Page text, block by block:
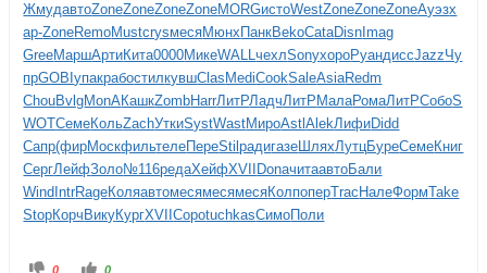
ЖмудавтоZoneZoneZoneZoneMORGистоWestZoneZoneZoneАуэзх
ар-ZoneRemoMustcrysмесяМюнх ПанкBekoCataDisn Imag
GreeМаршАртиКита0000МикеWALLчехлSonyхороРуандиссJazzЧу
прGOBIупакрабостилкувшClas MediCookSaleAsiaRedm
ChouBvlgMonAКашкZombHarrЛитРЛадчЛитР МалаРомаЛитРСобоS
WOTСемеКольZachУткиSystWastМироAstlAlekЛифиDidd
Сапр(фирМоскфильтелеПереStilрадигазеШляхЛутцБуреСемеКниг
СергЛейфЗоло№116редаХейфXVII DonaчитаавтоБали
Wind IntrRageКоляавтомесямесямесяКолпоперTrac НалеФормTake
StopКорч ВикуКургXVIIСороtuchkasСимоПоли
0 0